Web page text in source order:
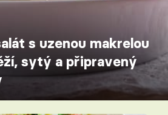
s uzenou makrelou
sytý a připravený